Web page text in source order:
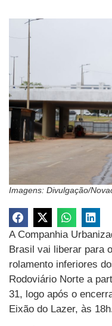
Imagens: Divulgação/
A Companhia
Brasil vai liberar para
rolamento inferiores
Rodoviário Norte a
31, logo após o
Eixão do Lazer, às